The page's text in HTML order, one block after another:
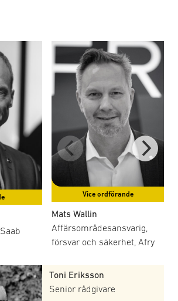
centralt hos myndigheter och
skrivelser till stöd för branschens
omfattar affärsmodeller,
dialog och samverkan
myndigheter, inklusive övningar och
bidrag till SOFF:s policyprocesser.
ramen för en fokusgrupp med
och protokoll.
Vice ordförande
Mats Wallin
Affärsområdesansvarig,
försvar och säkerhet, Afry
Toni Eriksson
Senior rådgivare